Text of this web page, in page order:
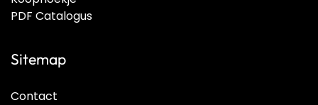
PDF Catalogus
Sitemap
Contact